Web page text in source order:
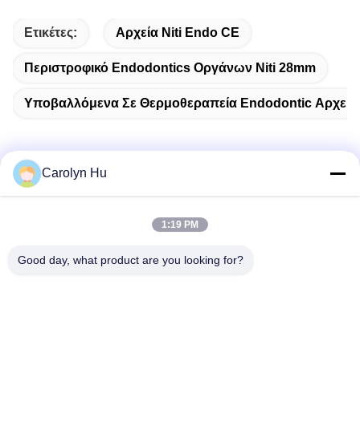
Ετικέτες: Αρχεία Niti Endo CE
Περιστροφικό Endodontics Οργάνων Niti 28mm
Υποβαλλόμενα Σε Θερμοθεραπεία Endodontic Αρχεία
Νο 2204, οικοδόμηση Α, τετραγωνική No.666 Jincheng
Carolyn Hu
1:19 PM
Good day, what product are you looking for?